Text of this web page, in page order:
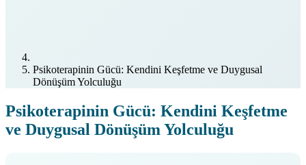
Psikoterapinin Gücü: Kendini Keşfetme ve Duygusal
Dönüşüm Yolculuğu
Psikoterapinin Gücü: Kendini Keşfetme
ve Duygusal Dönüşüm Yolculuğu